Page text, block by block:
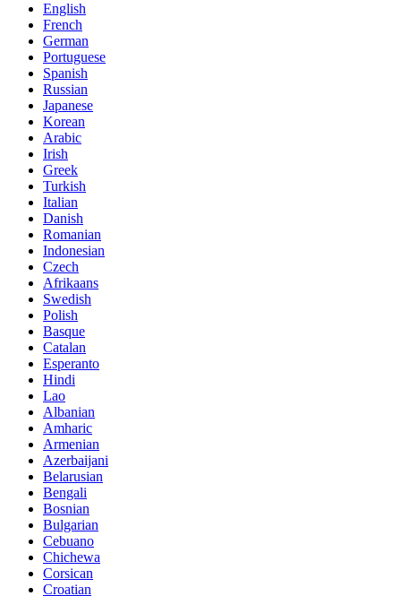
English
French
German
Portuguese
Spanish
Russian
Japanese
Korean
Arabic
Irish
Greek
Turkish
Italian
Danish
Romanian
Indonesian
Czech
Afrikaans
Swedish
Polish
Basque
Catalan
Esperanto
Hindi
Lao
Albanian
Amharic
Armenian
Azerbaijani
Belarusian
Bengali
Bosnian
Bulgarian
Cebuano
Chichewa
Corsican
Croatian